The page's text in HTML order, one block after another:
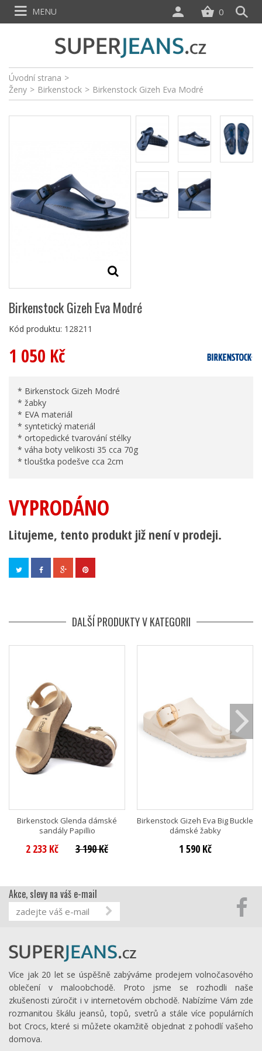
Úvodní strana >
Ženy > Birkenstock > Birkenstock Gizeh Eva Modré
Birkenstock Gizeh Eva Modré
Kód produktu: 128211
1 050 Kč
* Birkenstock Gizeh Modré
* žabky
* EVA materiál
* syntetický materiál
* ortopedické tvarování stélky
* váha boty velikosti 35 cca 70g
* tloušťka podešve cca 2cm
VYPRODÁNO
Litujeme, tento produkt již není v prodeji.
DALŠÍ PRODUKTY V KATEGORII
Birkenstock Glenda dámské
sandály Papillio
2 233 Kč 3 190 Kč
Birkenstock Gizeh Eva Big Buckle
dámské žabky
1 590 Kč
0
MENU
Akce, slevy na váš e-mail
Více jak 20 let se úspěšně zabýváme prodejem volnočasového
oblečení v maloobchodě. Proto jsme se rozhodli naše
zkušenosti zúročit i v internetovém obchodě. Nabízíme Vám zde
rozmanitou škálu jeansů, topů, svetrů a stále více populárních
bot Crocs, které si můžete okamžitě objednat z pohodlí vašeho
domova.